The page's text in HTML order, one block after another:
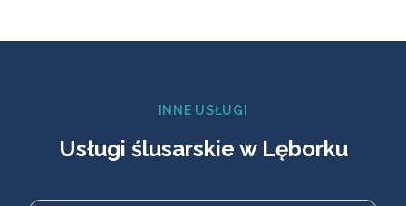
INNE USŁUGI
Usługi ślusarskie w Lęborku